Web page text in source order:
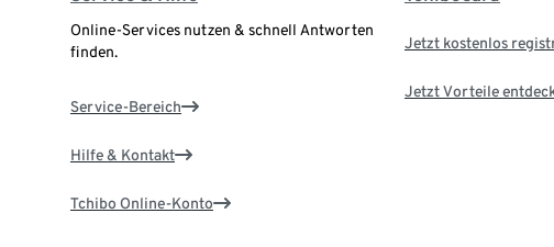
Online-Services nutzen & schnell Antworten
finden.
Service-Bereich
Hilfe & Kontakt
Tchibo Online-Konto
Jetzt kostenlos
Jetzt Vorteile